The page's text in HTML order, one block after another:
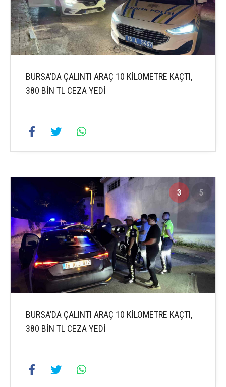
BURSA’DA ÇALINTI ARAÇ 10 KİLOMETRE KAÇTI,
380 BİN TL CEZA YEDİ
3 5
BURSA’DA ÇALINTI ARAÇ 10 KİLOMETRE KAÇTI,
380 BİN TL CEZA YEDİ